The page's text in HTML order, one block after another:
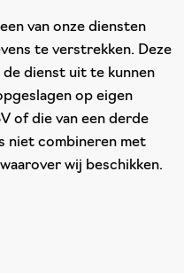
van onze diensten
te verstrekken. Deze
dienst uit te kunnen
op eigen
of die van een derde
niet combineren met
wij beschikken.